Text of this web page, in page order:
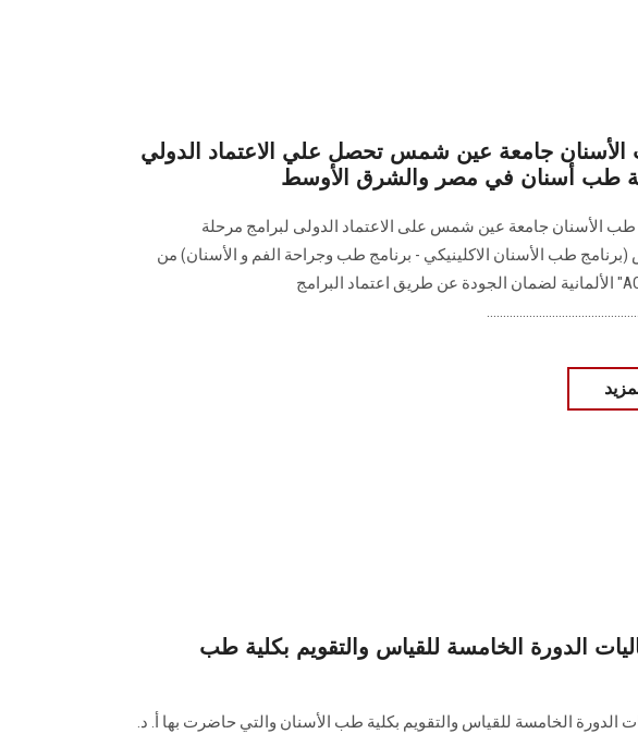
جامعة عين شمس تحصل علي الاعتماد الدولي
طب أسنان في مصر والشرق الأوسط
الأسنان جامعة عين شمس على الاعتماد الدولى لبرامج مرحلة
(برنامج طب الأسنان الاكلينيكي - برنامج طب وجراحة الفم و الأسنان) من
منظمة "AQAS" الألمانية لضمان الجودة عن طريق اعتماد البرامج
الدورة الخامسة للقياس والتقويم بكلية طب
الدورة الخامسة للقياس والتقويم بكلية طب الأسنان والتي حاضرت بها أ. د.